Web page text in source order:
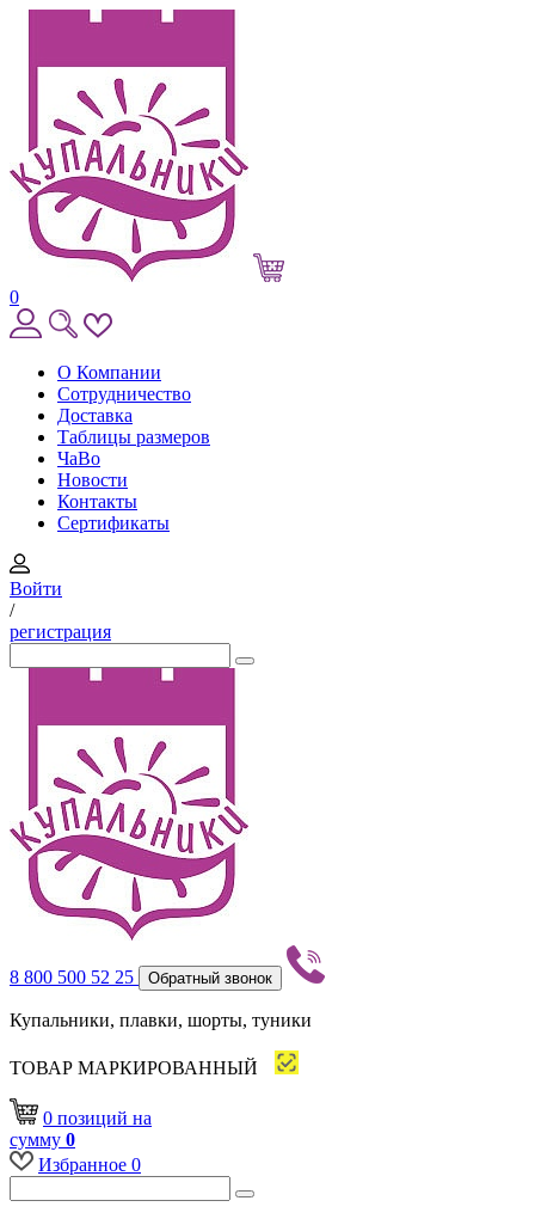
0
О Компании
Сотрудничество
Доставка
Таблицы размеров
ЧаВо
Новости
Контакты
Сертификаты
Войти
/
регистрация
8 800 500 52 25 Обратный звонок
Купальники, плавки, шорты, туники
ТОВАР МАРКИРОВАННЫЙ
0 позиций на
сумму 0
Избранное 0